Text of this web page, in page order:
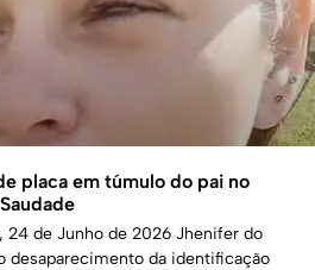
placa em túmulo do pai no
24 de Junho de 2026 Jhenifer do
desaparecimento da identificação